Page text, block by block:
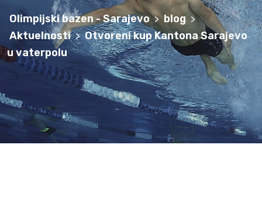
Olimpijski bazen - Sarajevo > blog >
Aktuelnosti > Otvoreni kup Kantona Sarajevo
u vaterpolu